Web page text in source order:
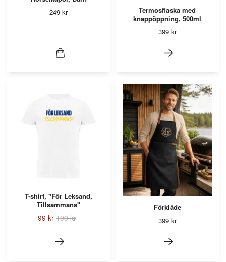
249 kr
Termosflaska med
knappöppning, 500ml
399 kr
T-shirt, "För Leksand,
Tillsammans"
99 kr 199 kr
Förkläde
399 kr